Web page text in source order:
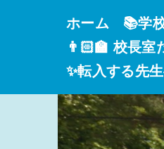
ホーム 📚学
👨🏻‍🏫 校長室
✨転入する先